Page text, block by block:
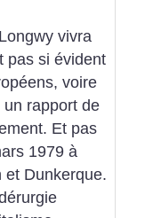
Longwy vivra
pas si évident
voire
rapport de
Et pas
1979 à
et Dunkerque.